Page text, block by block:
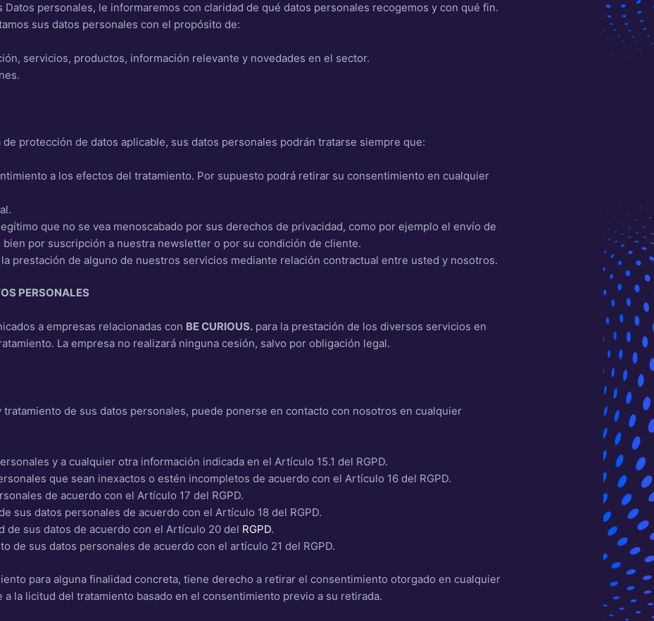
personales, le informaremos con claridad de qué datos personales recogemos y con qué fin.
sus datos personales con el propósito de:
servicios, productos, información relevante y novedades en el sector.
protección de datos aplicable, sus datos personales podrán tratarse siempre que:
a los efectos del tratamiento. Por supuesto podrá retirar su consentimiento en cualquier
que no se vea menoscabado por sus derechos de privacidad, como por ejemplo el envío de
por suscripción a nuestra newsletter o por su condición de cliente.
prestación de alguno de nuestros servicios mediante relación contractual entre usted y nosotros.
PERSONALES
a empresas relacionadas con BE CURIOUS. para la prestación de los diversos servicios en
La empresa no realizará ninguna cesión, salvo por obligación legal.
tratamiento de sus datos personales, puede ponerse en contacto con nosotros en cualquier
y a cualquier otra información indicada en el Artículo 15.1 del RGPD.
que sean inexactos o estén incompletos de acuerdo con el Artículo 16 del RGPD.
de acuerdo con el Artículo 17 del RGPD.
sus datos personales de acuerdo con el Artículo 18 del RGPD.
de sus datos de acuerdo con el Artículo 20 del RGPD.
de sus datos personales de acuerdo con el artículo 21 del RGPD.
para alguna finalidad concreta, tiene derecho a retirar el consentimiento otorgado en cualquier
a la licitud del tratamiento basado en el consentimiento previo a su retirada.